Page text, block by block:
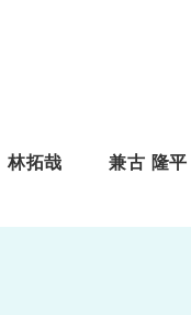
林拓哉 兼古 隆平